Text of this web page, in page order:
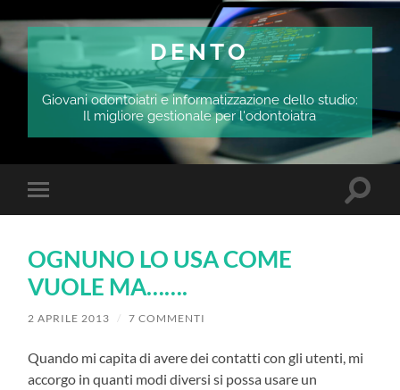
DENTO
Giovani odontoiatri e informatizzazione dello studio:
Il migliore gestionale per l'odontoiatra
Attiva/disattiva
il
dispositivi
mobili
OGNUNO LO USA COME
VUOLE MA…….
2 APRILE 2013 / 7 COMMENTI
Quando mi capita di avere dei contatti con gli utenti, mi
accorgo in quanti modi diversi si possa usare un